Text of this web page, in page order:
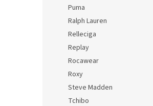
Puma
Ralph Lauren
Relleciga
Replay
Rocawear
Roxy
Steve Madden
Tchibo